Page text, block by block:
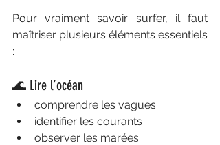
Pour vraiment savoir surfer, il faut
maîtriser plusieurs éléments essentiels
:
🌊 Lire l’océan
comprendre les vagues
identifier les courants
observer les marées